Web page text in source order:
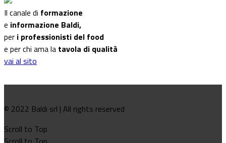
Il canale di formazione
e informazione Baldi,
per i professionisti del food
e per chi ama la tavola di qualità
vai al sito
© 2022 Baldi srl | All rights reserved
Scroll to Top